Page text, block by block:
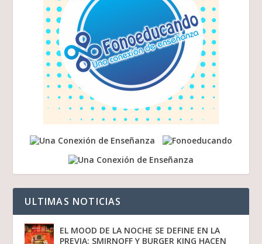
ULTIMAS NOTICIAS
EL MOOD DE LA NOCHE SE DEFINE EN LA
PREVIA: SMIRNOFF Y BURGER KING HACEN